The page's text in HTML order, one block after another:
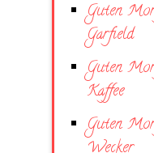
Guten
Garfield
Guten
Kaffee
Guten
Wecker